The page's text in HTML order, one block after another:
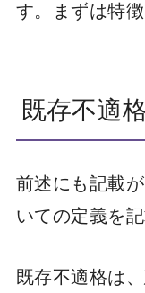
す。まずは特
既存不適
前述にも記載
いての定義を
既存不適格は